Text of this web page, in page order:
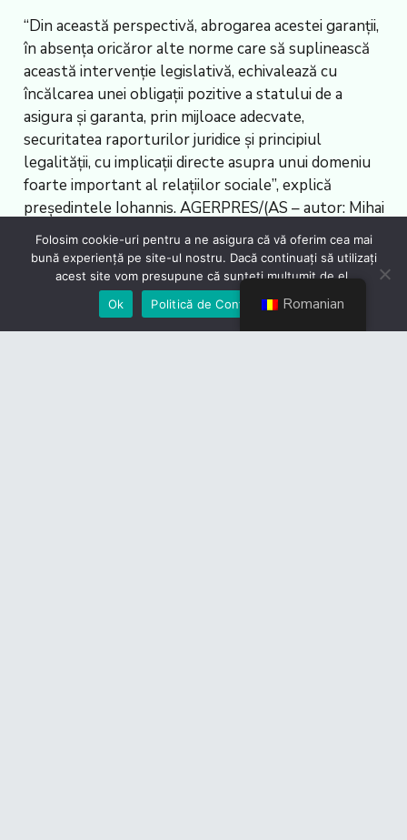
“Din această perspectivă, abrogarea acestei garanţii,
în absenţa oricăror alte norme care să suplinească
această intervenţie legislativă, echivalează cu
încălcarea unei obligaţii pozitive a statului de a
asigura şi garanta, prin mijloace adecvate,
securitatea raporturilor juridice şi principiul
legalităţii, cu implicaţii directe asupra unui domeniu
foarte important al relaţiilor sociale”, explică
preşedintele Iohannis. AGERPRES/(AS – autor: Mihai
Stoica, editor: Florin Marin, editor online: Alexandru
Cojocaru)
https://www.agerpres.ro/justitie/2024/09/17/ccr-ia-
in-discutie-sesizarea-presedintelui-iohannis-in-
Romanian
Folosim cookie-uri pentru a ne asigura că vă oferim cea mai
bună experiență pe site-ul nostru. Dacă continuați să utilizați
acest site vom presupune că sunteți mulțumit de el.
Ok
Politică de Confidențialiate